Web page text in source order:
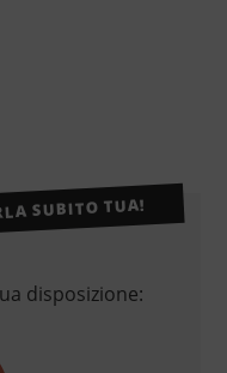
SUBITO TUA!
disposizione: